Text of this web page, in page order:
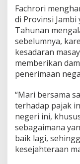
Fachrori
di Provinsi Jambi
Tahunan
sebelumnya,
kesadaran
memberikan
penerimaan
“Mari bersama
terhadap pajak
negeri ini,
sebagaimana
baik lagi,
kesejahteraan